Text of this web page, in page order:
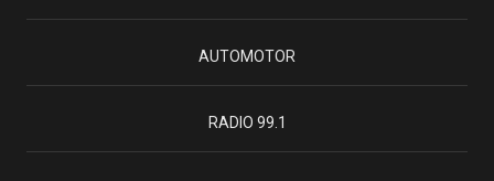
AUTOMOTOR
RADIO 99.1